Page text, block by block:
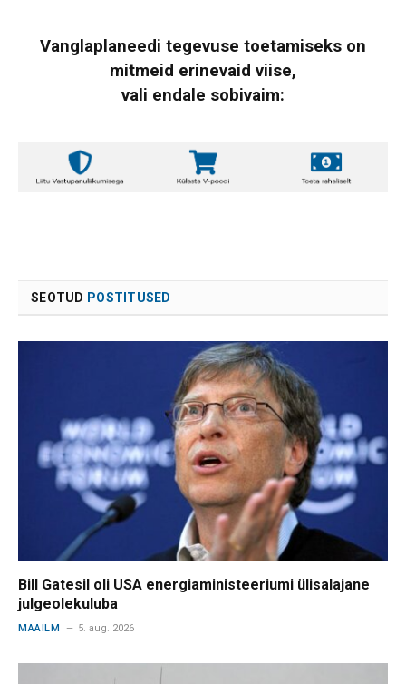
Vanglaplaneedi tegevuse toetamiseks on
mitmeid erinevaid viise,
vali endale sobivaim:
SEOTUD POSTITUSED
Bill Gatesil oli USA energiaministeeriumi ülisalajane
julgeolekuluba
MAAILM 5. aug. 2026